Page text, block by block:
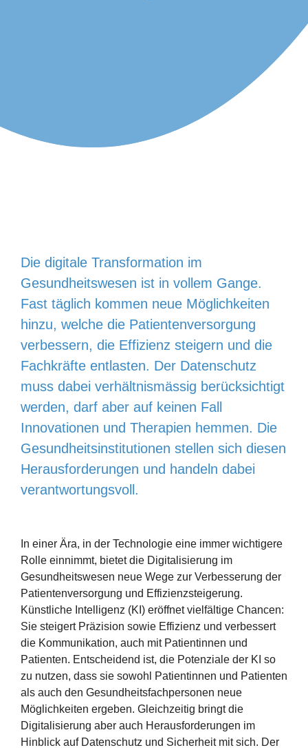
Die digitale Transformation im
Gesundheits­wesen ist in vollem Gange.
Fast täglich kommen neue Möglichkeiten
hinzu, welche die Patientenversorgung
verbessern, die Effizienz steigern und die
Fachkräfte entlasten. Der Datenschutz
muss dabei verhältnismässig berücksichtigt
werden, darf aber auf keinen Fall
Innovationen und Therapien hemmen. Die
Gesundheits­institutionen stellen sich diesen
Herausforderungen und handeln dabei
verantwortungsvoll.
In einer Ära, in der Technologie eine immer wichtigere
Rolle einnimmt, bietet die Digitalisierung im
Gesundheitswesen neue Wege zur Verbesserung der
Patienten­versorgung und Effizienzsteigerung.
Künstliche Intelligenz (KI) eröffnet vielfältige Chancen:
Sie steigert Präzision sowie Effizienz und verbessert
die Kommunikation, auch mit Patientinnen und
Patienten. Entscheidend ist, die Potenziale der KI so
zu nutzen, dass sie sowohl Patientinnen und Patienten
als auch den Gesundheitsfachpersonen neue
Möglichkeiten ergeben. Gleichzeitig bringt die
Digitalisierung aber auch Herausforderungen im
Hinblick auf Datenschutz und Sicherheit mit sich. Der